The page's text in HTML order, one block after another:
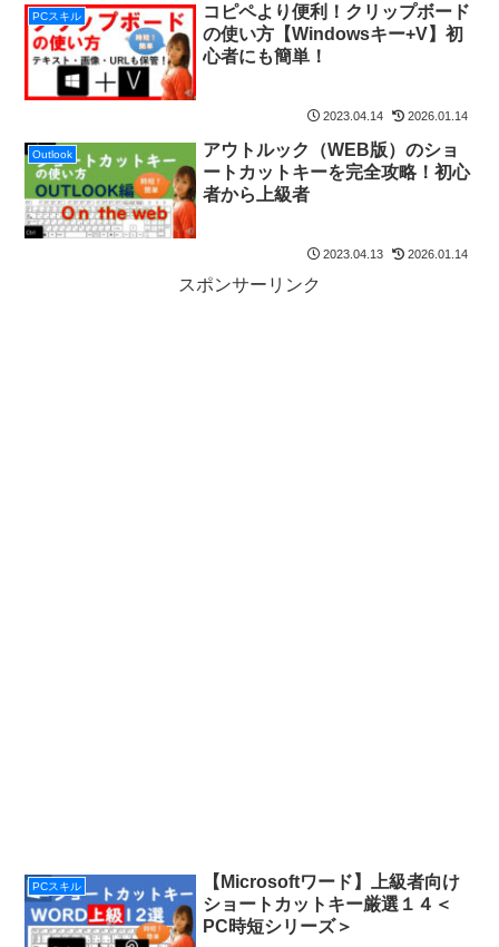
PCスキル
コピペより便利！クリップボード
の使い方【Windowsキー+V】初
心者にも簡単！
2023.04.14 2026.01.14
Outlook
アウトルック（WEB版）のショ
ートカットキーを完全攻略！初心
者から上級者
2023.04.13 2026.01.14
スポンサーリンク
PCスキル
【Microsoftワード】上級者向け
ショートカットキー厳選１４＜
PC時短シリーズ＞